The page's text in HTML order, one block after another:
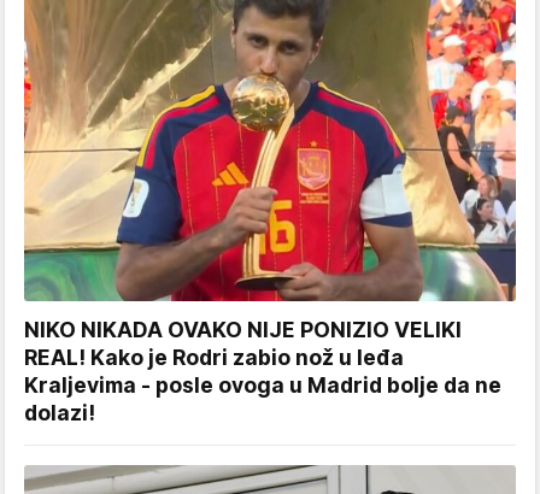
NIKO NIKADA OVAKO NIJE PONIZIO VELIKI
REAL! Kako je Rodri zabio nož u leđa
Kraljevima - posle ovoga u Madrid bolje da ne
dolazi!